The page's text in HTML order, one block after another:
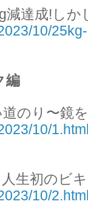
減達成!しか
10/
編
のり〜鏡
10/
生初のビ
10/